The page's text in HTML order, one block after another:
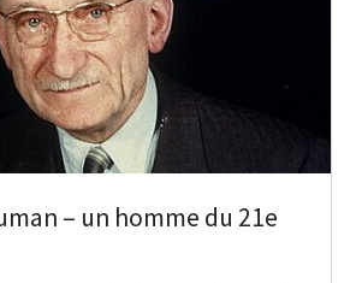
– un homme du 21e